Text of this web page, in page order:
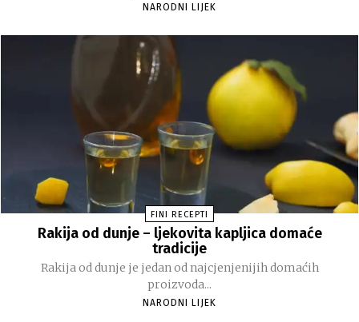
NARODNI LIJEK
FINI RECEPTI
Rakija od dunje – ljekovita kapljica domaće
tradicije
Rakija od dunje je jedan od najcjenjenijih domaćih
proizvoda...
NARODNI LIJEK